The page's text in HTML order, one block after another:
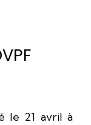
le 21 avril à